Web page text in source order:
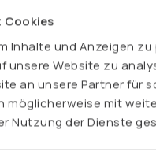
Cookies
Inhalte und Anzeigen
unsere Website zu
an unsere Partner für
möglicherweise mit
Nutzung der Dienste
verdaut werden und
unterstützen die